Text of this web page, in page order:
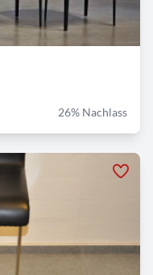
26% Nachlass